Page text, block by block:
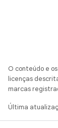
O conteúdo e
licenças
marcas
Última